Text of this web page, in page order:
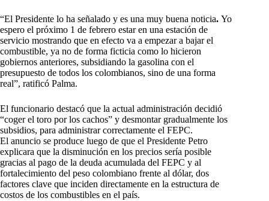
“El Presidente lo ha señalado y es una muy buena noticia. Yo
espero el próximo 1 de febrero estar en una estación de
servicio mostrando que en efecto va a empezar a bajar el
combustible, ya no de forma ficticia como lo hicieron
gobiernos anteriores, subsidiando la gasolina con el
presupuesto de todos los colombianos, sino de una forma
real”, ratificó Palma.
El funcionario destacó que la actual administración decidió
“coger el toro por los cachos” y desmontar gradualmente los
subsidios, para administrar correctamente el FEPC.
El anuncio se produce luego de que el Presidente Petro
explicara que la disminución en los precios sería posible
gracias al pago de la deuda acumulada del FEPC y al
fortalecimiento del peso colombiano frente al dólar, dos
factores clave que inciden directamente en la estructura de
costos de los combustibles en el país.